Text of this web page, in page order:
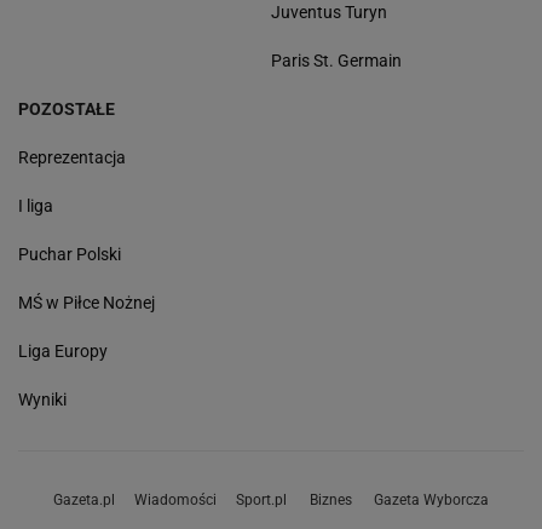
Juventus Turyn
Paris St. Germain
POZOSTAŁE
Reprezentacja
I liga
Puchar Polski
MŚ w Piłce Nożnej
Liga Europy
Wyniki
Gazeta.pl Wiadomości Sport.pl Biznes Gazeta Wyborcza